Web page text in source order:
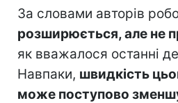
За словами авторів
розширюється, але не
як вважалося останні
Навпаки, швидкість
може поступово